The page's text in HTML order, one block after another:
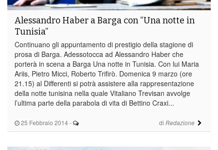
25 Febbraio 2014 - di Redazione
Alessandro Haber a Barga con “Una notte in
Tunisia”
Continuano gli appuntamento di prestigio della stagione di
prosa di Barga. Adessotocca ad Alessandro Haber che
porterà in scena a Barga Una notte in Tunisia. Con lui Maria
Ariis, Pietro Micci, Roberto Trifirò. Domenica 9 marzo (ore
21.15) al Differenti si potrà assistere alla rappresentazione
della notte tunisina nella quale Vitaliano Trevisan avvolge
l’ultima parte della parabola di vita di Bettino Craxi...